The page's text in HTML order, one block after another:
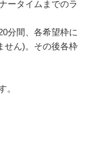
ータイムまでのラ
分間、各希望枠に
せん)。その後各枠
。